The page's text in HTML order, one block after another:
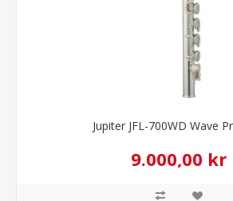
Jupiter JFL-700WD Wave
9.000,00 kr